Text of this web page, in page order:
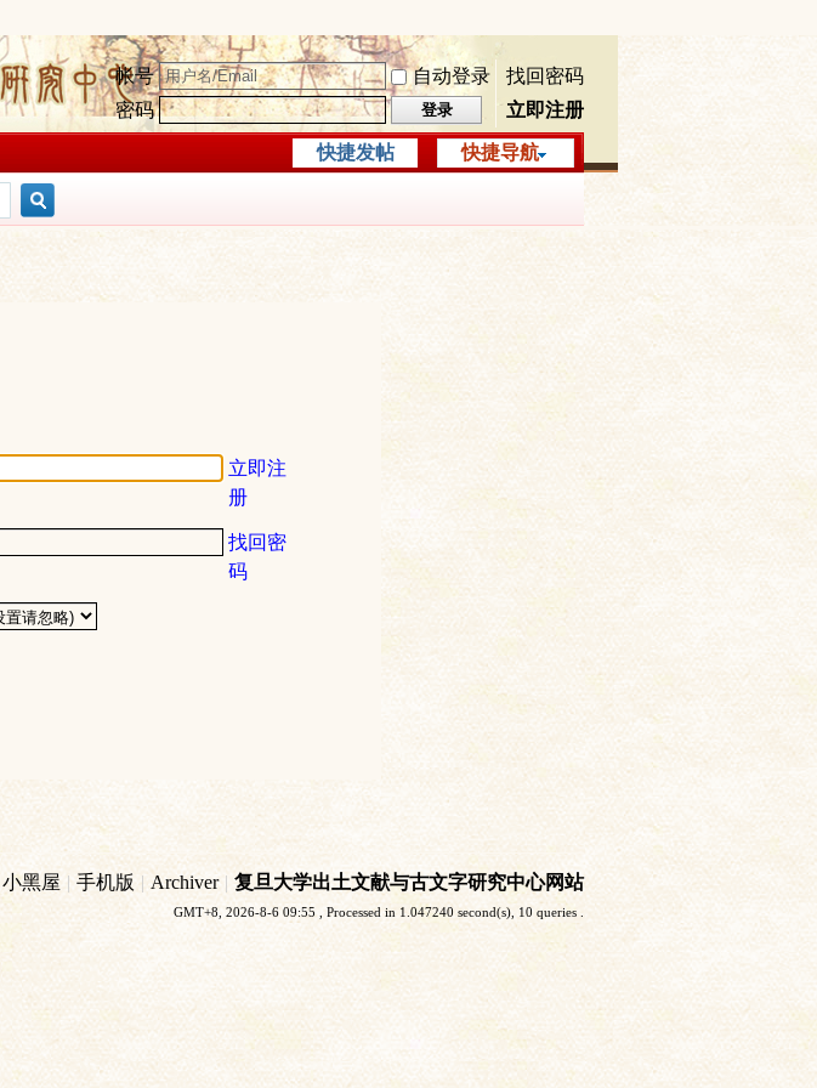
帐号 自动登录
找回密码
密码
登录 立即注册
快捷导航
快捷发帖
立即注
册
找回密
码
小黑屋 | 手机版 | Archiver | 复旦大学出土文献与古文字研究中心网站
GMT+8, 2026-8-6 09:55 , Processed in 1.047240 second(s), 10 queries .